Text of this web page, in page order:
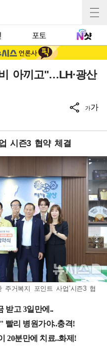
포토
아끼고"…LH·광산
가가
시즌3 협약 체결
주거복지 포인트 사업’시즌3 협